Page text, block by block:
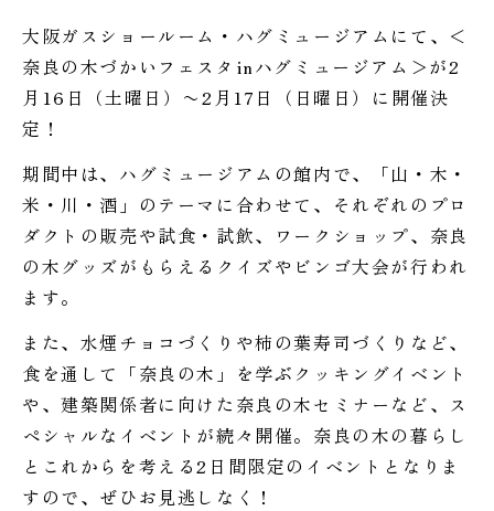
大阪ガスショールーム・ハグミュージアムにて、＜
奈良の木づかいフェスタinハグミュージアム＞が2
月16日（土曜日）〜2月17日（日曜日）に開催決
定！
期間中は、ハグミュージアムの館内で、「山・木・
米・川・酒」のテーマに合わせて、それぞれのプロ
ダクトの販売や試食・試飲、ワークショップ、奈良
の木グッズがもらえるクイズやビンゴ大会が行われ
ます。
また、水煙チョコづくりや柿の葉寿司づくりなど、
食を通して「奈良の木」を学ぶクッキングイベント
や、建築関係者に向けた奈良の木セミナーなど、ス
ペシャルなイベントが続々開催。奈良の木の暮らし
とこれからを考える2日間限定のイベントとなりま
すので、ぜひお見逃しなく！